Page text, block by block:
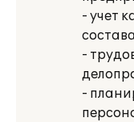
- учет
состава
-
-